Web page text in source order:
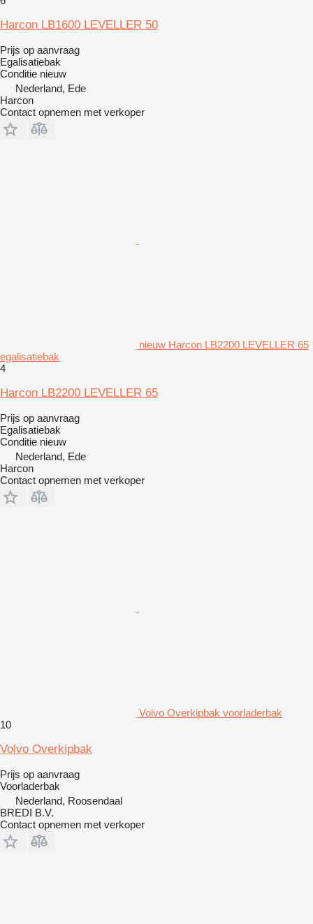
Harcon LB1600 LEVELLER 50
Prijs op aanvraag
Egalisatiebak
Conditie nieuw
Nederland, Ede
Harcon
Contact opnemen met verkoper
nieuw Harcon LB2200 LEVELLER 65
egalisatiebak
4
Harcon LB2200 LEVELLER 65
Prijs op aanvraag
Egalisatiebak
Conditie nieuw
Nederland, Ede
Harcon
Contact opnemen met verkoper
Volvo Overkipbak voorladerbak
10
Volvo Overkipbak
Prijs op aanvraag
Voorladerbak
Nederland, Roosendaal
BREDI B.V.
Contact opnemen met verkoper